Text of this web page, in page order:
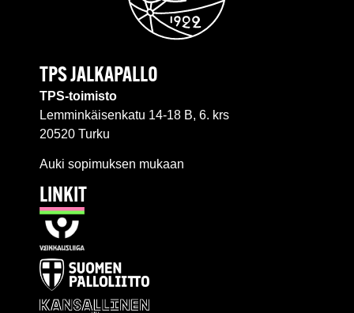
TPS JALKAPALLO
TPS-toimisto
Lemminkäisenkatu 14-18 B, 6. krs
20520 Turku
Auki sopimuksen mukaan
LINKIT